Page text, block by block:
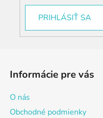
PRIHLÁSIŤ SA
Informácie pre vás
O nás
Obchodné podmienky